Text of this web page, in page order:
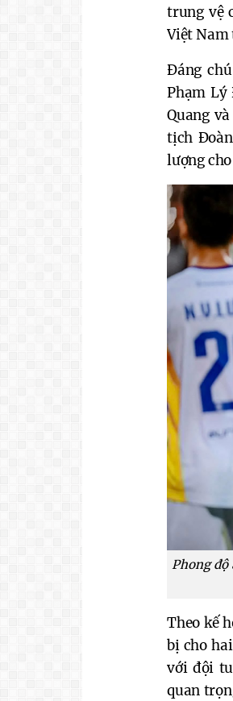
trung vệ
Việt
Đáng
Phạm Lý
Quang
tịch
lượng
Phong độ
Theo kế
bị cho
với đội
quan